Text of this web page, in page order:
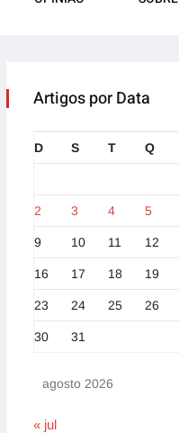
Artigos por Data
agosto 2026
D S T Q
2 3 4 5
9 10 11 12
16 17 18 19
23 24 25 26
30 31
« jul